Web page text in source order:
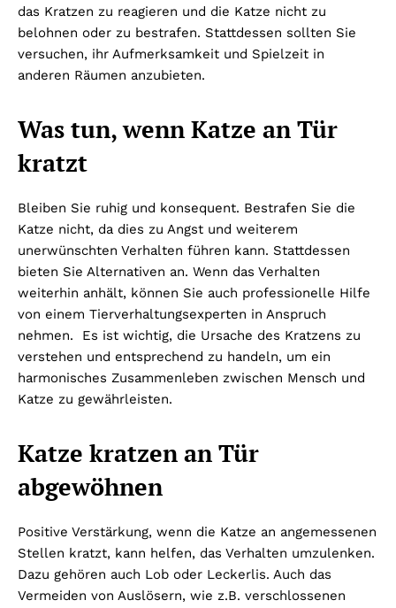
das Kratzen zu reagieren und die Katze nicht zu
belohnen oder zu bestrafen. Stattdessen sollten Sie
versuchen, ihr Aufmerksamkeit und Spielzeit in
anderen Räumen anzubieten.
Was tun, wenn Katze an Tür
kratzt
Bleiben Sie ruhig und konsequent. Bestrafen Sie die
Katze nicht, da dies zu Angst und weiterem
unerwünschten Verhalten führen kann. Stattdessen
bieten Sie Alternativen an. Wenn das Verhalten
weiterhin anhält, können Sie auch professionelle Hilfe
von einem Tierverhaltungsexperten in Anspruch
nehmen. Es ist wichtig, die Ursache des Kratzens zu
verstehen und entsprechend zu handeln, um ein
harmonisches Zusammenleben zwischen Mensch und
Katze zu gewährleisten.
Katze kratzen an Tür
abgewöhnen
Positive Verstärkung, wenn die Katze an angemessenen
Stellen kratzt, kann helfen, das Verhalten umzulenken.
Dazu gehören auch Lob oder Leckerlis. Auch das
Vermeiden von Auslösern, wie z.B. verschlossenen